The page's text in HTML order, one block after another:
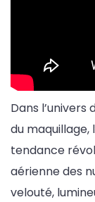
Dans
du maquillage,
tendance
aérienne des
velouté,